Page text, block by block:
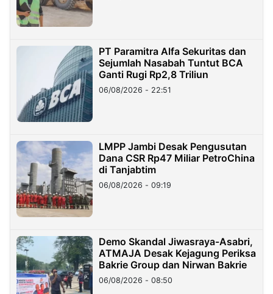
PT Paramitra Alfa Sekuritas dan
Sejumlah Nasabah Tuntut BCA
Ganti Rugi Rp2,8 Triliun
06/08/2026 - 22:51
LMPP Jambi Desak Pengusutan
Dana CSR Rp47 Miliar PetroChina
di Tanjabtim
06/08/2026 - 09:19
Demo Skandal Jiwasraya-Asabri,
ATMAJA Desak Kejagung Periksa
Bakrie Group dan Nirwan Bakrie
06/08/2026 - 08:50